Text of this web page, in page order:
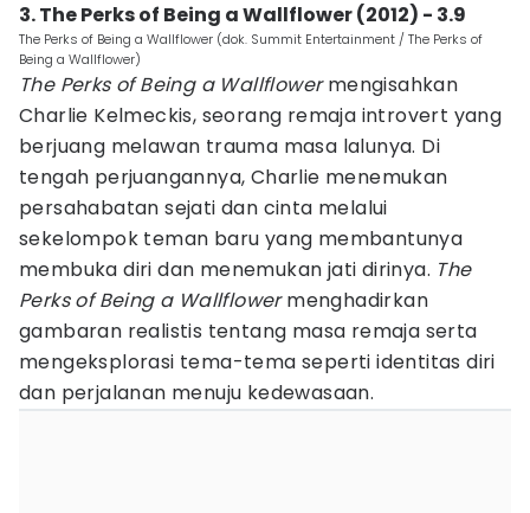
3. The Perks of Being a Wallflower (2012) - 3.9
The Perks of Being a Wallflower (dok. Summit Entertainment / The Perks of
Being a Wallflower)
The Perks of Being a Wallflowermengisahkan
Charlie Kelmeckis, seorang remaja introvert yang
berjuang melawan trauma masa lalunya. Di
tengah perjuangannya, Charlie menemukan
persahabatan sejati dan cinta melalui
sekelompok teman baru yang membantunya
membuka diri dan menemukan jati dirinya. The
Perks of Being a Wallflowermenghadirkan
gambaran realistis tentang masa remaja serta
mengeksplorasi tema-tema seperti identitas diri
dan perjalanan menuju kedewasaan.